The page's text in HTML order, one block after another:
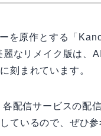
を原作とする「
なリメイク版は、
刻まれています。
各配信サービスの配
ているので、ぜひ参